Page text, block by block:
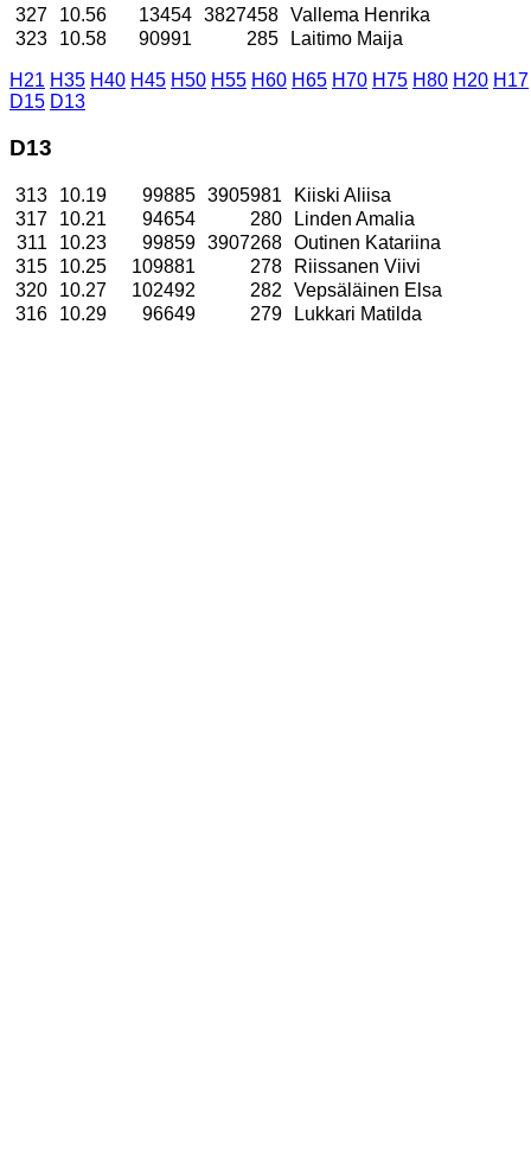
327
10.56 13454 3827458 Vallema Henrika
323
10.58 90991 285 Laitimo Maija
H21 H35 H40 H45 H50 H55 H60 H65 H70 H75 H80 H20 H17
D15 D13
D13
313 10.19 99885 3905981
Kiiski Aliisa
317
10.21 94654 280
Linden Amalia
311
10.23 99859 3907268 Outinen Katariina
315
10.25 109881 278
Riissanen Viivi
320
10.27 102492 282
Vepsäläinen Elsa
316
10.29 96649 279 Lukkari Matilda